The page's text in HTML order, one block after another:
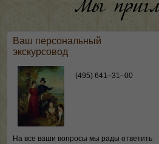
Ваш персональный
экскурсовод
(495) 641–31–00
На все ваши вопросы мы рады ответить